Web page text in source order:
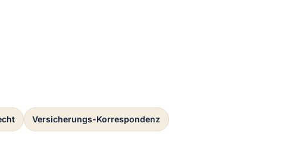
Versicherungs-Korrespondenz